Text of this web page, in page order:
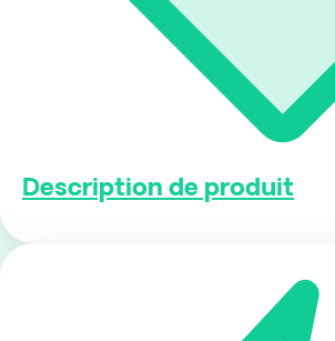
Description de produit